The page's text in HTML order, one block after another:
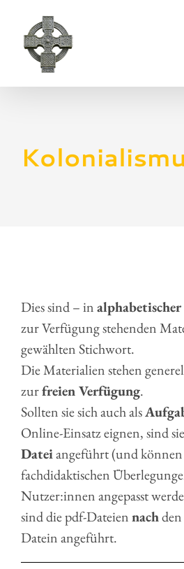
Inhalt
springen
Dies sind – inalphabetischer
zur Verfügung stehenden
gewählten Stichwort.
Die Materialien stehen
zurfreien Verfügung.
Sollten sie sich auch als
Online-Einsatz eignen, sind
Dateiangeführt (und
fachdidaktischen
Nutzer:innen angepasst
sind die pdf-Dateiennach
Datein angeführt.